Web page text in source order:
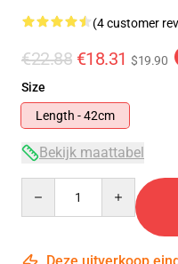
(4 customer
€22.88 €18.31 $19.90
Size
Length - 42cm
Bekijk maattabel